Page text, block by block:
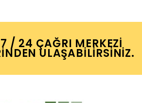
/ 24 ÇAĞRI MERKEZI
ULAŞABILIRSINIZ.